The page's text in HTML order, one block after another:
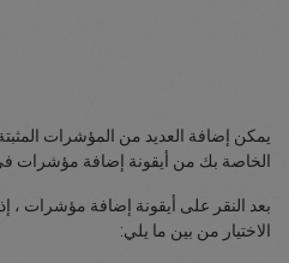
يمكن إضافة العديد من المؤشرات
الخاصة بك من أيقونة إضافة مؤشرات
بعد النقر على أيقونة إضافة مؤشرات ،
الاختيار من بين ما يلي: